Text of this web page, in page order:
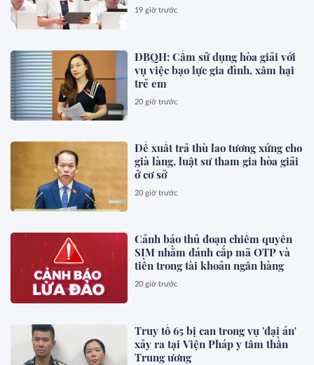
19 giờ trước
ĐBQH: Cấm sử dụng hòa giải với
vụ việc bạo lực gia đình, xâm hại
trẻ em
20 giờ trước
Đề xuất trả thù lao tương xứng cho
già làng, luật sư tham gia hòa giải
ở cơ sở
20 giờ trước
Cảnh báo thủ đoạn chiếm quyền
SIM nhằm đánh cắp mã OTP và
tiền trong tài khoản ngân hàng
20 giờ trước
Truy tố 65 bị can trong vụ 'đại án'
xảy ra tại Viện Pháp y tâm thần
Trung ương